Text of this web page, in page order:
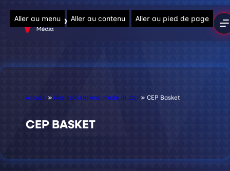
Aller au menu Aller au contenu Aller au pied de page
Accueil » Nos réalisations made in bzh » CEP Basket
CEP BASKET